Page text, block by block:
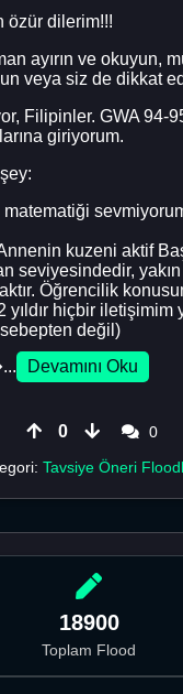
özür dilerim!!!
ayırın ve okuyun,
veya siz de dikkat
Filipinler. GWA 94-
giriyorum.
kuzeni aktif
seviyesindedir,
Öğrencilik
yıldır hiçbir iletişimim
değil)
Devamını Oku
0
0
Tavsiye Öneri
18900
Toplam Flood